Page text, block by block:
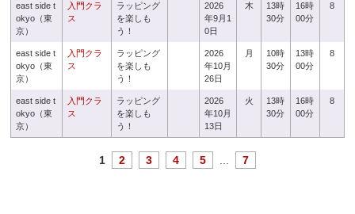
east side t
okyo（東
京）
入門クラ
ス
ラッピング
を楽しも
う！
2026
年9月1
0日
木
13時
30分
16時
00分
8
east side t
okyo（東
京）
入門クラ
ス
ラッピング
を楽しも
う！
2026
年10月
26日
月
10時
30分
13時
00分
8
east side t
okyo（東
京）
入門クラ
ス
ラッピング
を楽しも
う！
2026
年10月
13日
火
13時
30分
16時
00分
8
1 2 3 4 5 7